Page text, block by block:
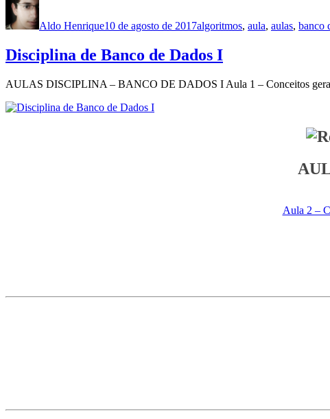
Aldo Henrique10 de agosto de 2017algoritmos, aula, aulas, banco
Disciplina de Banco de Dados I
AULAS DISCIPLINA – BANCO DE DADOS I Aula 1 – Conceitos
Aula 2 –